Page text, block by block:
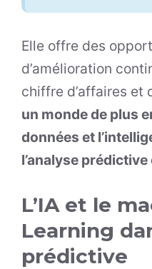
Elle offre des
d’amélioration
chiffre d’affaires et
un monde de plus
données et
l’analyse
L’IA et le
Learning
prédictive